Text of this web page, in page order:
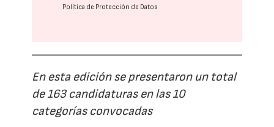
Política de Protección de Datos
En esta edición se presentaron un total
de 163 candidaturas en las 10
categorías convocadas